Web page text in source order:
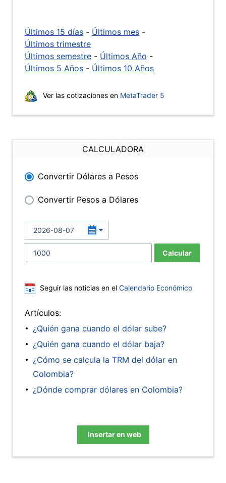
Últimos 15 días - Últimos mes -
Últimos trimestre
Últimos semestre - Últimos Año -
Últimos 5 Años - Últimos 10 Años
Ver las cotizaciones en MetaTrader 5
CALCULADORA
Convertir Dólares a Pesos
Convertir Pesos a Dólares
Calcular
Seguir las noticias en el Calendario Económico
Artículos:
¿Quién gana cuando el dólar sube?
¿Quién gana cuando el dólar baja?
¿Cómo se calcula la TRM del dólar en
Colombia?
¿Dónde comprar dólares en Colombia?
Insertar en web